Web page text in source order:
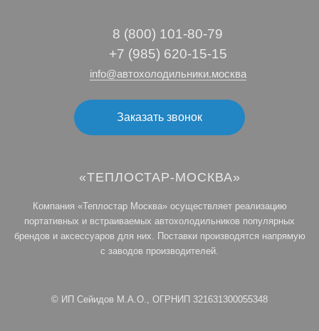
8 (800) 101‑80‑79
+7 (985) 620-15-15
info@автохолодильники.москва
Заказать звонок
«ТЕПЛОСТАР-МОСКВА»
Компания «Теплостар Москва» осуществляет реализацию
портативных и встраиваемых автохолодильников популярных
брендов и аксессуаров для них. Поставки производятся напрямую
с заводов производителей.
© ИП Сейидов М.А.О., ОГРНИП 321631300055348